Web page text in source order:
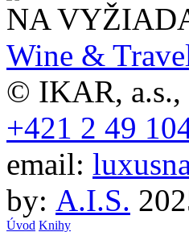
NA
Wine &
© IKAR, a.s.,
+421 2 49
email:
by: A.I.S.
Úvod Knihy